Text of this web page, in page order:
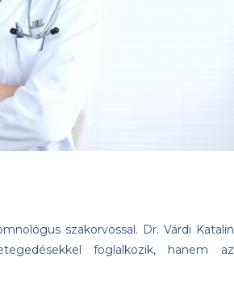
szakorvossal. Dr. Várdi Katalin
foglalkozik, hanem az